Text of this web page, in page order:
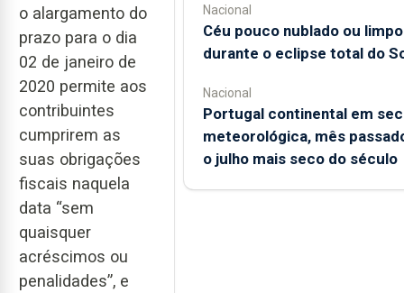
o alargamento do
prazo para o dia
02 de janeiro de
2020 permite aos
contribuintes
cumprirem as
suas obrigações
fiscais naquela
data “sem
quaisquer
acréscimos ou
penalidades”, e
Nacional
Céu pouco nublado ou limpo
durante o eclipse total do
Nacional
Portugal continental em
meteorológica, mês
o julho mais seco do século